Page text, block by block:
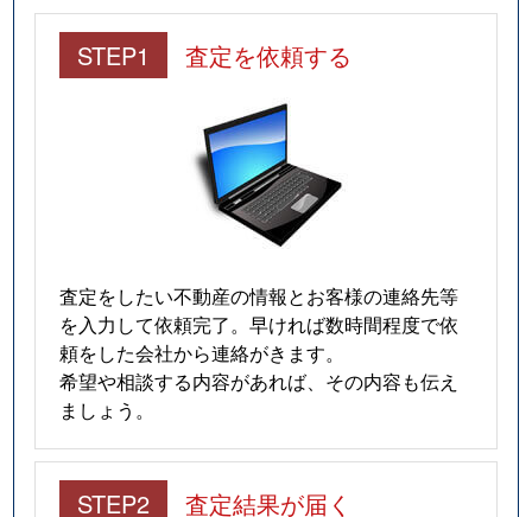
STEP1 査定を依頼する
査定をしたい不動産の情報とお客様の連絡先等
を入力して依頼完了。早ければ数時間程度で依
頼をした会社から連絡がきます。
希望や相談する内容があれば、その内容も伝え
ましょう。
STEP2 査定結果が届く